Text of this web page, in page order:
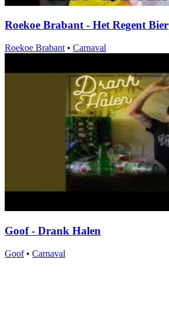
Roekoe Brabant - Het Regent Bier
Roekoe Brabant • Carnaval
Goof - Drank Halen
Goof • Carnaval